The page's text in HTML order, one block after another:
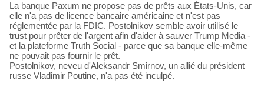
La banque Paxum ne propose pas de prêts aux États-Unis, car
elle n'a pas de licence bancaire américaine et n'est pas
réglementée par la FDIC. Postolnikov semble avoir utilisé le
trust pour prêter de l'argent afin d'aider à sauver Trump Media -
et la plateforme Truth Social - parce que sa banque elle-même
ne pouvait pas fournir le prêt.
Postolnikov, neveu d'Aleksandr Smirnov, un allié du président
russe Vladimir Poutine, n'a pas été inculpé.